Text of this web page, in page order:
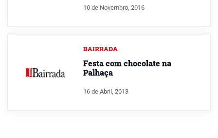
10 de Novembro, 2016
BAIRRADA
Festa com chocolate na
Palhaça
16 de Abril, 2013